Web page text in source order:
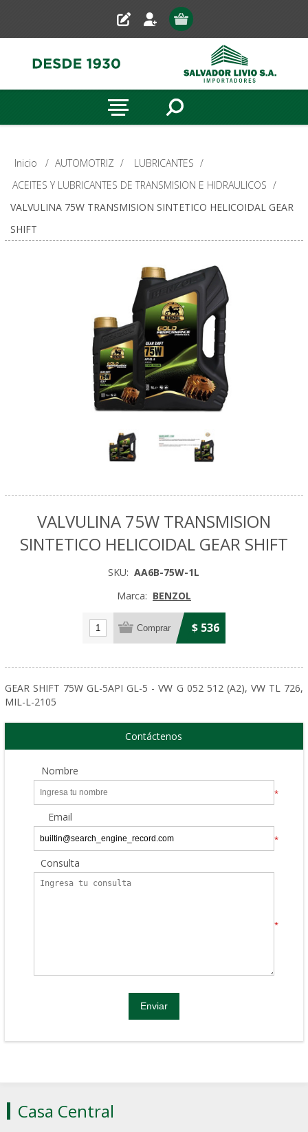
Inicio / AUTOMOTRIZ / LUBRICANTES /
ACEITES Y LUBRICANTES DE TRANSMISION E HIDRAULICOS /
VALVULINA 75W TRANSMISION SINTETICO HELICOIDAL GEAR
SHIFT
VALVULINA 75W TRANSMISION
SINTETICO HELICOIDAL GEAR SHIFT
SKU: AA6B-75W-1L
Marca: BENZOL
$ 536
GEAR SHIFT 75W GL-5API GL-5 - VW G 052 512 (A2), VW TL 726,
MIL-L-2105
Contáctenos
Nombre
*
Email
*
Consulta
*
Casa Central